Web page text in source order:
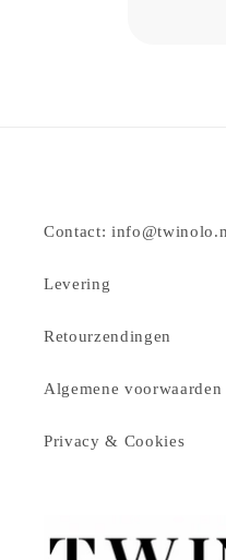
Contact:
Levering
Retourzendingen
Algemene voorwaarden
Privacy & Cookies